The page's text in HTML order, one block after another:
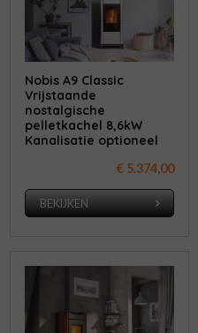
Nobis A9 Classic
Vrijstaande
nostalgische
pelletkachel 8,6kW
Kanalisatie optioneel
€ 5.374,00
BEKIJKEN